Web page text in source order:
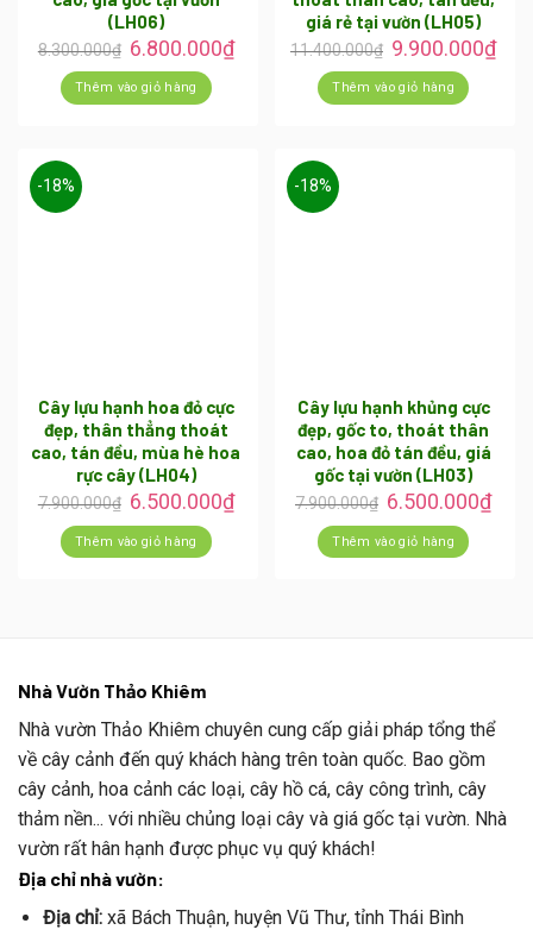
(LH06)
8.300.000₫ 6.800.000₫
Thêm vào giỏ hàng
giá rẻ tại vườn (LH05)
11.400.000₫ 9.900.000₫
Thêm vào giỏ hàng
-18%
Cây lựu hạnh hoa đỏ cực
đẹp, thân thẳng thoát
cao, tán đều, mùa hè hoa
rực cây (LH04)
7.900.000₫ 6.500.000₫
Thêm vào giỏ hàng
-18%
Cây lựu hạnh khủng cực
đẹp, gốc to, thoát thân
cao, hoa đỏ tán đều, giá
gốc tại vườn (LH03)
7.900.000₫ 6.500.000₫
Thêm vào giỏ hàng
Nhà Vườn Thảo Khiêm
Nhà vườn Thảo Khiêm chuyên cung cấp giải pháp tổng thể
về cây cảnh đến quý khách hàng trên toàn quốc. Bao gồm
cây cảnh, hoa cảnh các loại, cây hồ cá, cây công trình, cây
thảm nền... với nhiều chủng loại cây và giá gốc tại vườn. Nhà
vườn rất hân hạnh được phục vụ quý khách!
Địa chỉ nhà vườn:
Địa chỉ: xã Bách Thuận, huyện Vũ Thư, tỉnh Thái Bình